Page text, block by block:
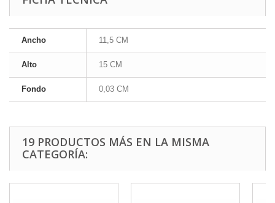
Ancho 11,5 CM
Alto 15 CM
Fondo 0,03 CM
19 PRODUCTOS MÁS EN LA MISMA
CATEGORÍA: